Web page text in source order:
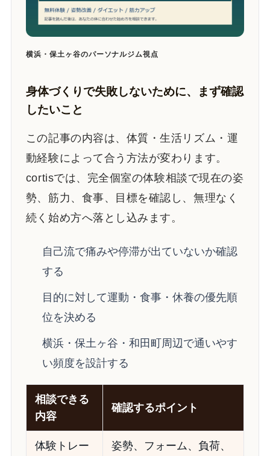
横浜・保土ヶ谷のパーソナルジム視点
身体づくりで失敗しないために、まず確認
したいこと
この記事の内容は、体質・生活リズム・運
動経験によって合う方法が変わります。
cortisでは、完全個室の体験相談で現在の姿
勢、筋力、食事、目標を確認し、無理なく
続く始め方へ落とし込みます。
自己流で痛みや停滞が出ていないか確認
する
目的に対して運動・食事・休養の優先順
位を決める
横浜・保土ヶ谷・和田町周辺で通いやす
い頻度を設計する
相談できる
内容
確認するポイント
体験トレー
姿勢、フォーム、負荷、